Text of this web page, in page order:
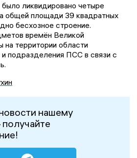
ликвидировано четыре
общей площади 39 квадратных
бесхозное строение.
времён Великой
на территории области
подразделения ПСС в связи с
нашему